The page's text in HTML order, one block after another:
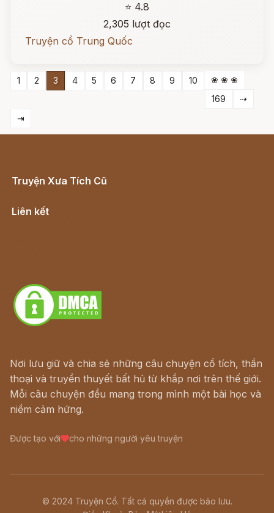
⭐ 4.8
2,305 lượt đọc
Truyện cổ Trung Quốc
1 2 3 4 5 6 7 8 9 10
❀ ❀ ❀
169
⇢
⇥
Truyện Xưa Tích Cũ
Liên kết
Nơi lưu giữ và chia sẻ những câu chuyện cổ tích, thần
thoại và truyền thuyết bất hủ từ khắp nơi trên thế giới.
Mỗi câu chuyện đều mang trong mình một bài học và
niềm cảm hứng.
Được tạo với cho những người yêu truyện
© 2024 Truyện Cổ. Tất cả quyền được bảo lưu.